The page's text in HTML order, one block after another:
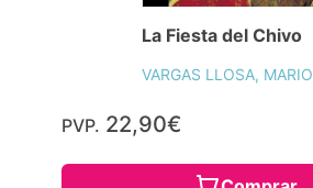
La Fiesta del Chivo
VARGAS LLOSA, MARIO
PVP. 22,90€